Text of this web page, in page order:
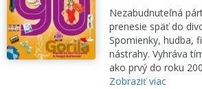
Nezabudnuteľná
prenesie späť do
Spomienky, hudba,
nástrahy. Vyhráva
ako prvý do roku
Zobraziť viac